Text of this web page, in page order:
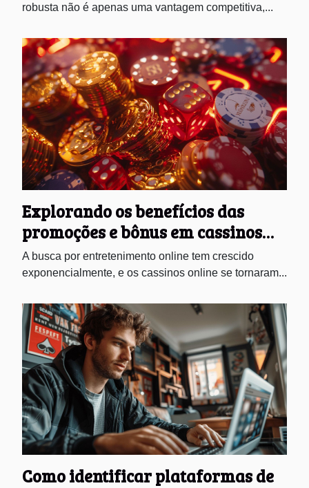
robusta não é apenas uma vantagem competitiva,...
Explorando os benefícios das
promoções e bônus em cassinos
online
A busca por entretenimento online tem crescido
exponencialmente, e os cassinos online se tornaram...
Como identificar plataformas de